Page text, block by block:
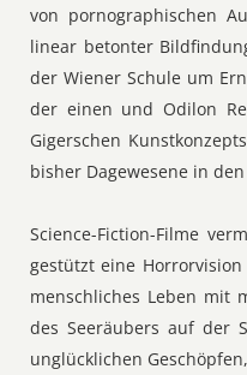
von pornographischen
linear betonter
der Wiener Schule um
der einen und Odilon
Gigerschen
bisher Dagewesene in
Science-Fiction-Filme
gestützt eine
menschliches Leben mit
des Seeräubers auf der
unglücklichen